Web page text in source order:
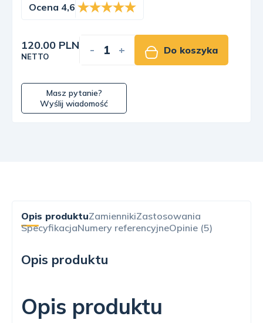
Ocena 4,6
120.00 PLN
NETTO - + Do koszyka
Masz pytanie?
Wyślij wiadomość
Opis produktuZamiennikiZastosowania
SpecyfikacjaNumery referencyjneOpinie (5)
Opis produktu
Opis produktu